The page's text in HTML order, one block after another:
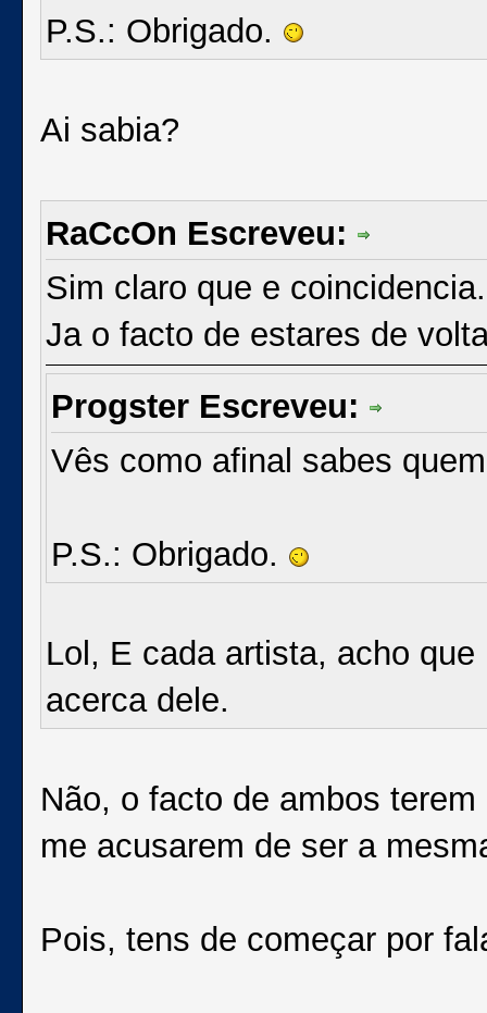
P.S.: Obrigado.
Ai sabia?
RaCcOn Escreveu:
Sim claro que e
Ja o facto de estares de
Progster Escreveu:
Vês como afinal sabes
P.S.: Obrigado.
Lol, E cada artista, acho
acerca dele.
Não, o facto de ambos
me acusarem de ser a
Pois, tens de começar por